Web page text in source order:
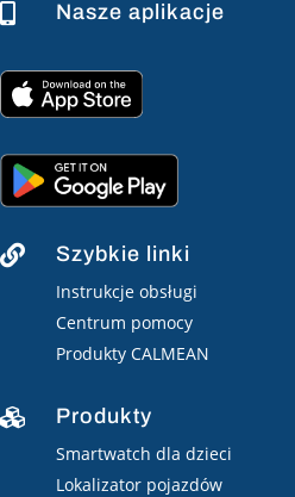
 Nasze aplikacje
 Szybkie linki
Instrukcje obsługi
Centrum pomocy
Produkty CALMEAN
 Produkty
Smartwatch dla dzieci
Lokalizator pojazdów